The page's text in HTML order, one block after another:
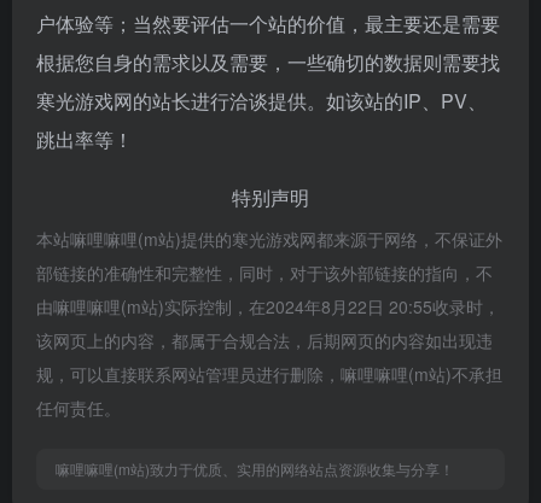
户体验等；当然要评估一个站的价值，最主要还是需要
根据您自身的需求以及需要，一些确切的数据则需要找
寒光游戏网的站长进行洽谈提供。如该站的IP、PV、
跳出率等！
特别声明
本站嘛哩嘛哩(m站)提供的寒光游戏网都来源于网络，不保证外
部链接的准确性和完整性，同时，对于该外部链接的指向，不
由嘛哩嘛哩(m站)实际控制，在2024年8月22日 20:55收录时，
该网页上的内容，都属于合规合法，后期网页的内容如出现违
规，可以直接联系网站管理员进行删除，嘛哩嘛哩(m站)不承担
任何责任。
嘛哩嘛哩(m站)致力于优质、实用的网络站点资源收集与分享！